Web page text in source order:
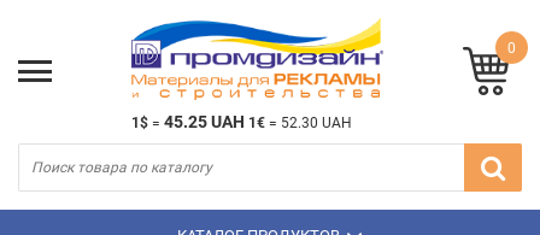
1$ = 45.25 UAH 1€ = 52.30 UAH
0